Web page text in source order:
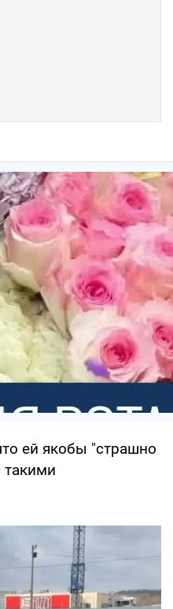
ей якобы "страшно
такими